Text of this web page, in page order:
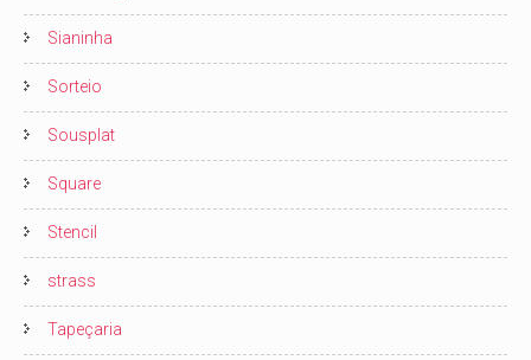
Sianinha
Sorteio
Sousplat
Square
Stencil
strass
Tapeçaria